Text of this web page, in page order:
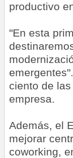
productivo
"En esta
ciento de
empresa.
Además, el
mejorar
coworking,